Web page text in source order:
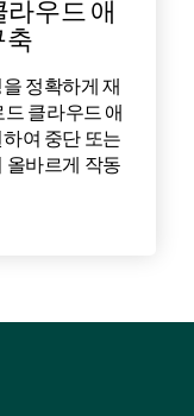
우드 애
축
정확하게 재
클라우드 애
여 중단 또는
바르게 작동